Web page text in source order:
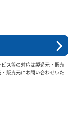
ス等の対応は製造元・販売
販売元にお問い合わせいた